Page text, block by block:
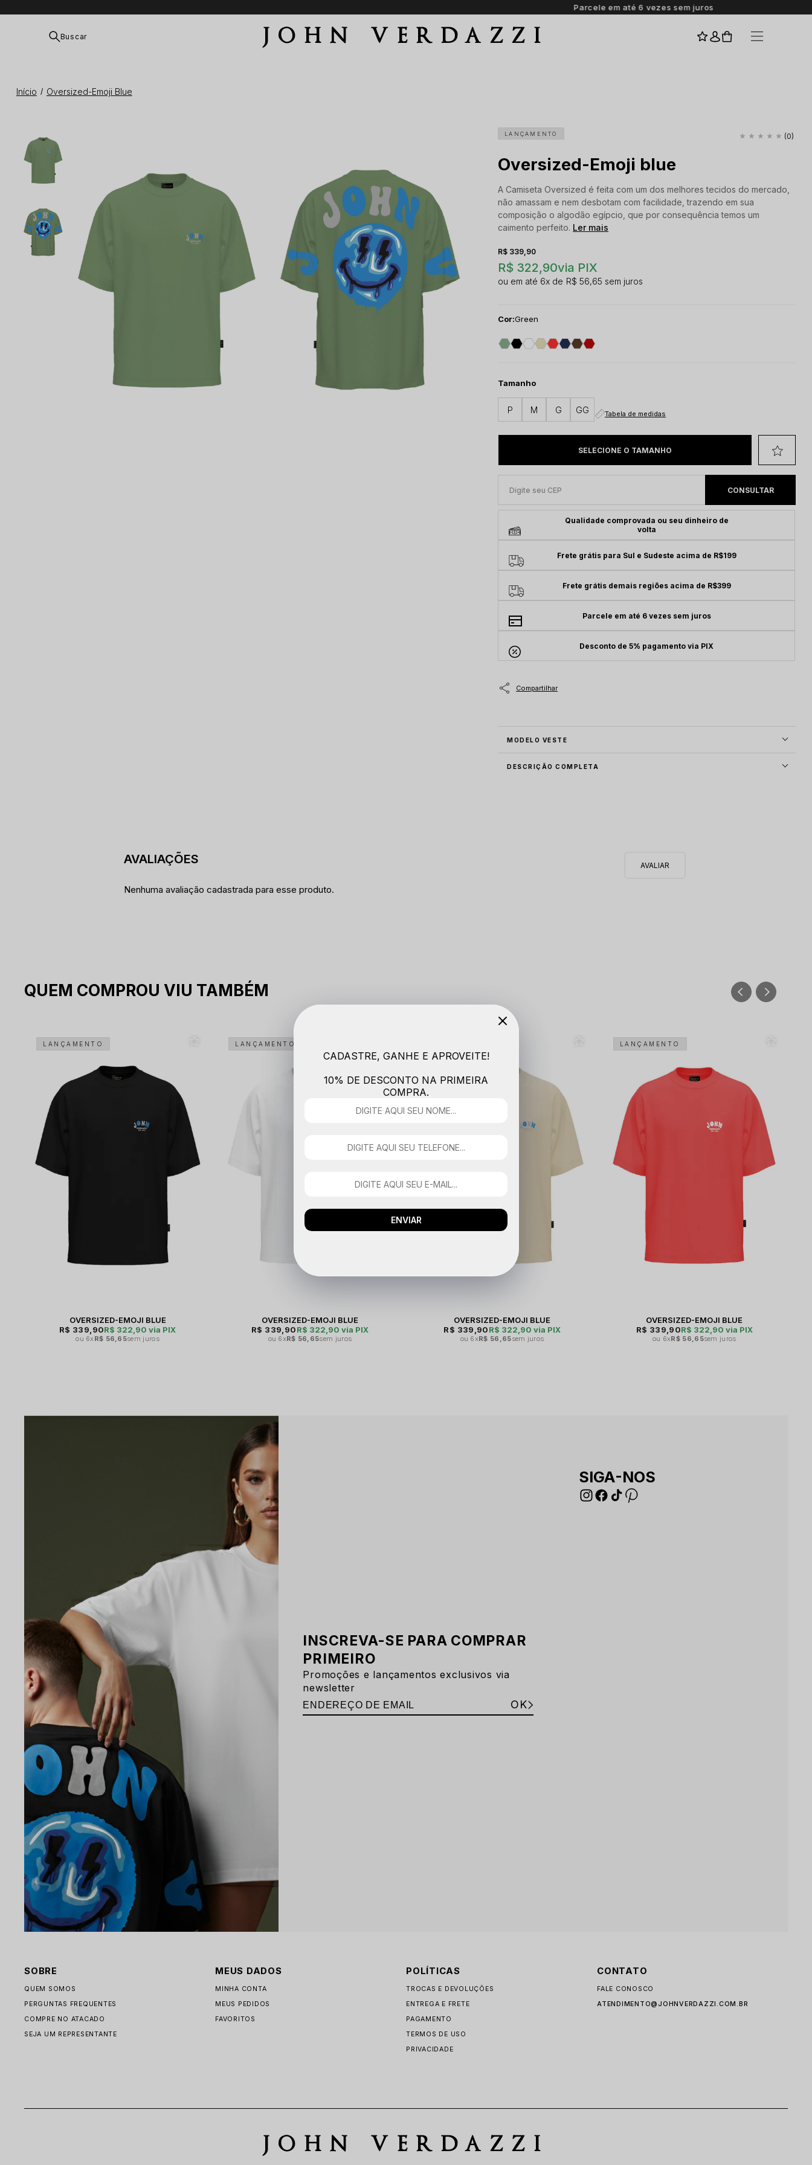
Buscar JOHN VERDAZZI
Início Oversized-Emoji Blue
LANÇAMENTO
Oversized-Emoji blue
A Camiseta Oversized é feita com um dos melhores tecidos do mercado,
não amassam e nem desbotam com facilidade, trazendo em sua
composição o algodão egípcio, que por consequência temos um
caimento perfeito. Ler mais
(0)
R$ 322,90via PIX
R$ 339,90
6x R$ 56,65 sem juros
Cor:Green
Tamanho
P M G GG Tabela de medidas
Qualidade comprovada ou seu dinheiro de
volta
Frete grátis para Sul e Sudeste acima de R$199
Frete grátis demais regiões acima de R$399
Parcele em até 6 vezes sem juros
Desconto de 5% pagamento via PIX
MODELO VESTE
DESCRIÇÃO COMPLETA
Nenhuma avaliação cadastrada para esse produto.
QUEM COMPROU VIU TAMBÉM
LANÇAMENTO
OVERSIZED-EMOJI BLUE
R$ 322,90 via PIX
R$ 339,90
6x R$ 56,65sem juros
LANÇAMENTO
OVERSIZED-EMOJI BLUE
R$ 322,90 via PIX
R$ 339,90
6xR$ 56,65sem juros
OVERSIZED-EMOJI BLUE
R$ 322,90 via PIX
R$ 339,90
6xR$ 56,65sem juros
LANÇAMENTO
OVERSIZED-EMOJI BLUE
R$ 322,90 via PIX
R$ 339,90
6xR$ 56,65sem juros
INSCREVA-SE PARA COMPRAR
PRIMEIRO
Promoções e lançamentos exclusivos via
newsletter
OK
SIGA-NOS
SOBRE
QUEM SOMOS
PERGUNTAS FREQUENTES
COMPRE NO ATACADO
SEJA UM REPRESENTANTE
MEUS DADOS
MINHA CONTA
MEUS PEDIDOS
FAVORITOS
POLÍTICAS
TROCAS E DEVOLUÇÕES
ENTREGA E FRETE
PAGAMENTO
TERMOS DE USO
PRIVACIDADE
CONTATO
FALE CONOSCO
ATENDIMENTO@JOHNVERDAZZI.COM.BR
JOHN VERDAZZI
CADASTRE, GANHE E APROVEITE!
10% DE DESCONTO NA PRIMEIRA
COMPRA.
ENVIAR